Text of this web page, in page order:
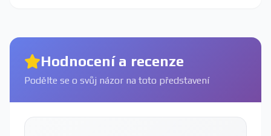
Hodnocení a recenze
Podělte se o svůj názor na toto představení